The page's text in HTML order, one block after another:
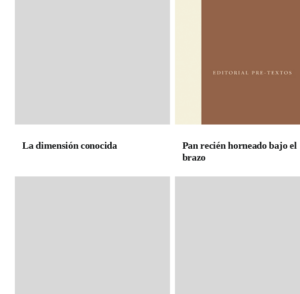
La dimensión conocida
Pan recién horneado bajo el
brazo